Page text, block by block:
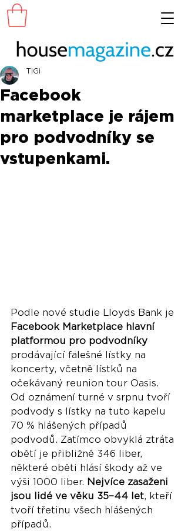
Facebook
marketplace je rájem
pro podvodníky se
vstupenkami.
TiGi
Podle nové studie Lloyds Bank je
Facebook Marketplace hlavní
platformou pro podvodníky
prodávající falešné lístky na
koncerty, včetně lístků na
očekávaný reunion tour Oasis.
Od oznámení turné v srpnu tvoří
podvody s lístky na tuto kapelu
70 % hlášených případů
podvodů. Zatímco obvyklá ztráta
obětí je přibližně 346 liber,
některé oběti hlásí škody až ve
výši 1000 liber. Nejvíce zasaženi
jsou lidé ve věku 35–44 let, kteří
tvoří třetinu všech hlášených
případů.